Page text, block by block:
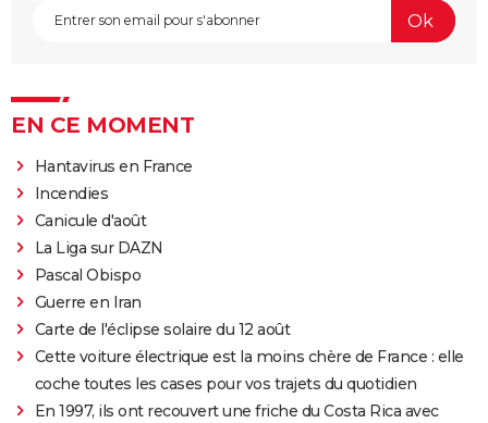
EN CE MOMENT
Hantavirus en France
Incendies
Canicule d'août
La Liga sur DAZN
Pascal Obispo
Guerre en Iran
Carte de l'éclipse solaire du 12 août
Cette voiture électrique est la moins chère de France : elle
coche toutes les cases pour vos trajets du quotidien
En 1997, ils ont recouvert une friche du Costa Rica avec